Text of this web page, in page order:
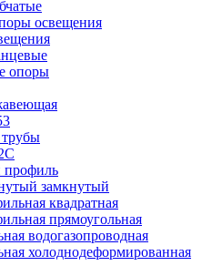
освещения
опоры
профиль
замкнутый
квадратная
прямоугольная
водогазопроводная
холоднодеформированная